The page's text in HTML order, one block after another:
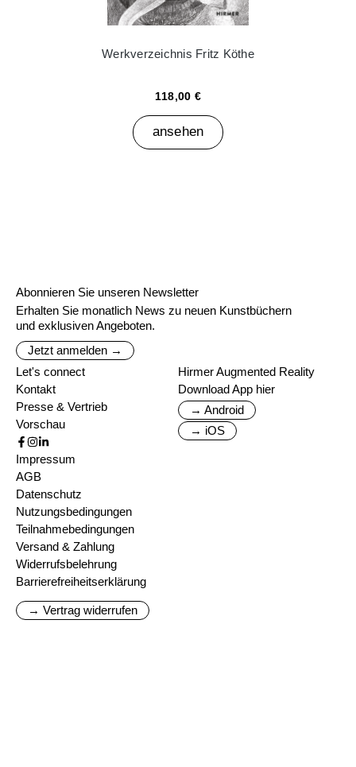
Werkverzeichnis Fritz Köthe
118,00 €
ansehen
Abonnieren Sie unseren Newsletter
Erhalten Sie monatlich News zu neuen Kunstbüchern
und exklusiven Angeboten.
Jetzt anmelden →
Let's connect
Kontakt
Presse & Vertrieb
Vorschau
Hirmer Augmented Reality
Download App hier
→ Android
→ iOS
Impressum
AGB
Datenschutz
Nutzungsbedingungen
Teilnahmebedingungen
Versand & Zahlung
Widerrufsbelehrung
Barrierefreiheitserklärung
→ Vertrag widerrufen